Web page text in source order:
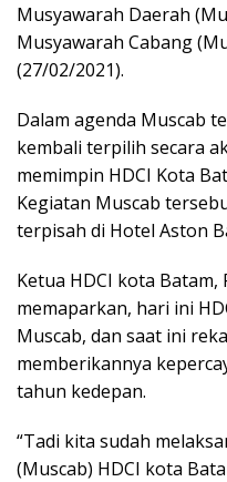
Musyawarah Daerah
Musyawarah Cabang
(27/02/2021).
Dalam agenda Muscab
kembali terpilih secara
memimpin HDCI Kota
Kegiatan Muscab
terpisah di Hotel Aston
Ketua HDCI kota Batam,
memaparkan, hari ini
Muscab, dan saat ini
memberikannya
tahun kedepan.
“Tadi kita sudah
(Muscab) HDCI kota